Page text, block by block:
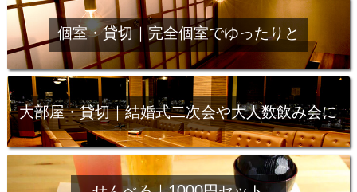
個室・貸切｜完全個室でゆったりと
大部屋・貸切｜結婚式二次会や大人数飲み会に